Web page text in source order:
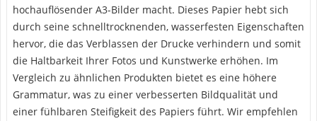
hochauflösender A3-Bilder macht. Dieses Papier hebt sich
durch seine schnelltrocknenden, wasserfesten Eigenschaften
hervor, die das Verblassen der Drucke verhindern und somit
die Haltbarkeit Ihrer Fotos und Kunstwerke erhöhen. Im
Vergleich zu ähnlichen Produkten bietet es eine höhere
Grammatur, was zu einer verbesserten Bildqualität und
einer fühlbaren Steifigkeit des Papiers führt. Wir empfehlen